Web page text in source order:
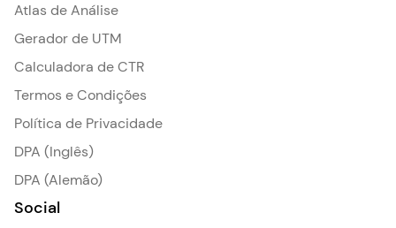
Atlas de Análise
Gerador de UTM
Calculadora de CTR
Termos e Condições
Política de Privacidade
DPA (Inglês)
DPA (Alemão)
Social